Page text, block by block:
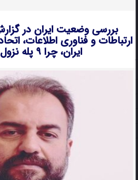
بررسی وضعیت ایران در
ارتباطات و فناوری اطلاعات،
ایران، چرا ۹ پله نزول داشت؟